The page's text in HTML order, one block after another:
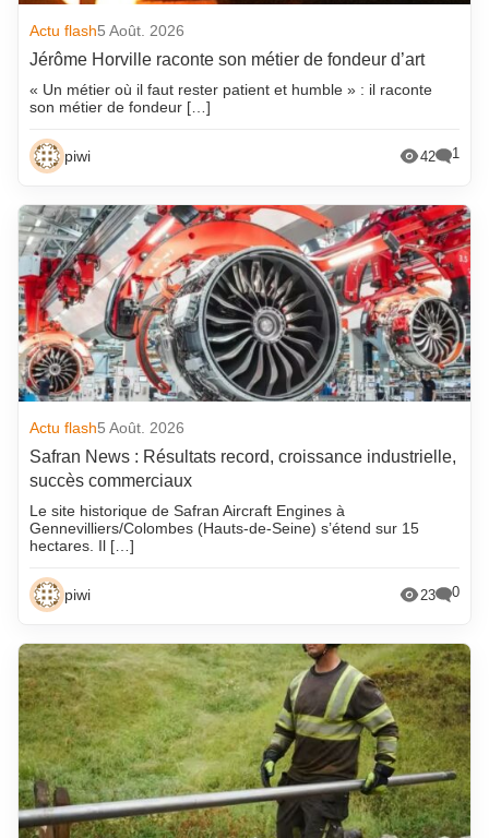
Actu flash5 Août. 2026
Jérôme Horville raconte son métier de fondeur d’art
« Un métier où il faut rester patient et humble » : il raconte
son métier de fondeur […]
piwi 42 1
Actu flash5 Août. 2026
Safran News : Résultats record, croissance industrielle,
succès commerciaux
Le site historique de Safran Aircraft Engines à
Gennevilliers/Colombes (Hauts-de-Seine) s’étend sur 15
hectares. Il […]
piwi 23 0